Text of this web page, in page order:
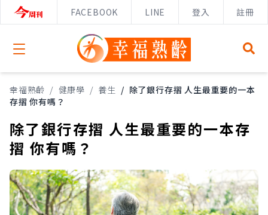
FACEBOOK LINE 登入 註冊
Open menu
幸福熟齡 / 健康學 / 養生 / 除了銀行存摺 人生最重要的一本
存摺 你有嗎？
除了銀行存摺 人生最重要的一本存
摺 你有嗎？